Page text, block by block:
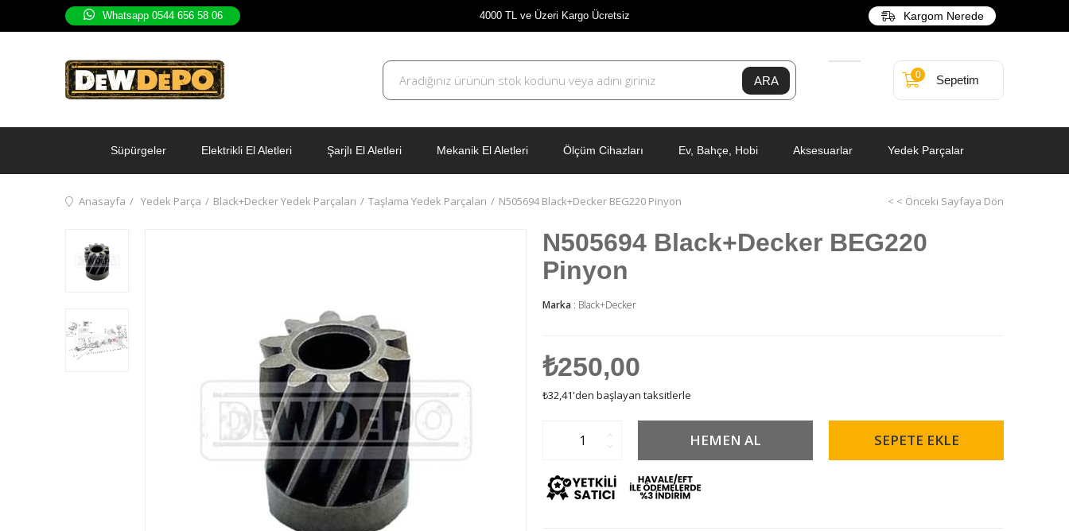
Whatsapp 0544 656 58 06 4000 TL ve Üzeri Kargo Ücretsiz Kargom Nerede
Sepetim
0
Süpürgeler Elektrikli El Aletleri Şarjlı El Aletleri Mekanik El Aletleri Ölçüm Cihazları Ev, Bahçe, Hobi Aksesuarlar Yedek Parçalar
Anasayfa Yedek Parça Black+Decker Yedek Parçaları Taşlama Yedek Parçaları N505694 Black+Decker BEG220 Pinyon < < Önceki Sayfaya Dön
N505694 Black+Decker BEG220
Pinyon
Marka : Black+Decker
₺250,00
₺32,41'den başlayan taksitlerle